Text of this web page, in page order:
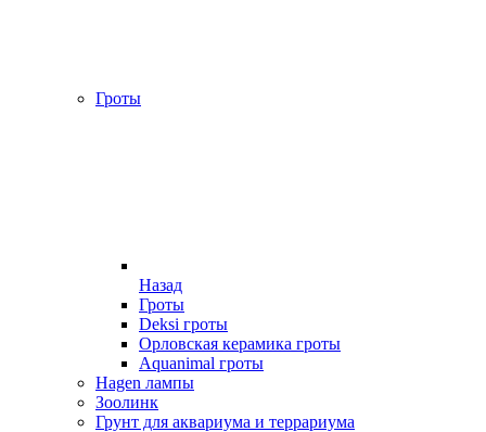
Гроты
Назад
Гроты
Deksi гроты
Орловская керамика гроты
Aquanimal гроты
Hagen лампы
Зоолинк
Грунт для аквариума и террариума